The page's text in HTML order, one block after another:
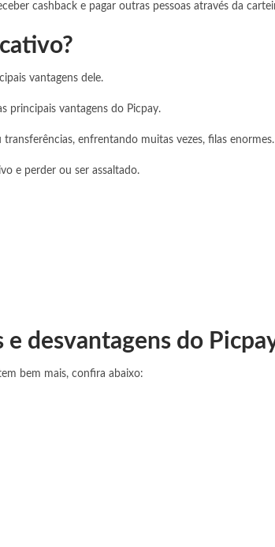
cashback e pagar outras pessoas através da
vantagens dele.
principais vantagens do Picpay.
enfrentando muitas vezes, filas enormes.
e perder ou ser assaltado.
desvantagens do
bem mais, confira abaixo: